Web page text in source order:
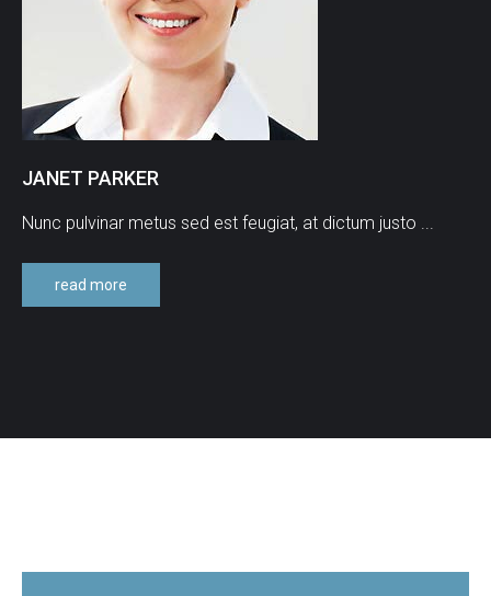
JANET PARKER
Nunc pulvinar metus sed est feugiat, at dictum justo ...
read more